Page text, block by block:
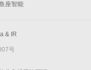
座智能
& IR
号